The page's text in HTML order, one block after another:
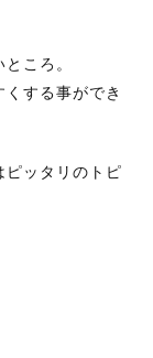
ころ。
する事ができ
ピッタリのトピ